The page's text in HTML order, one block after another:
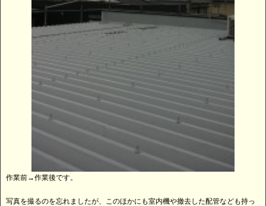
作業前→作業後です。
写真を撮るのを忘れましたが、このほかにも室内機や撤去した配管なども持っ